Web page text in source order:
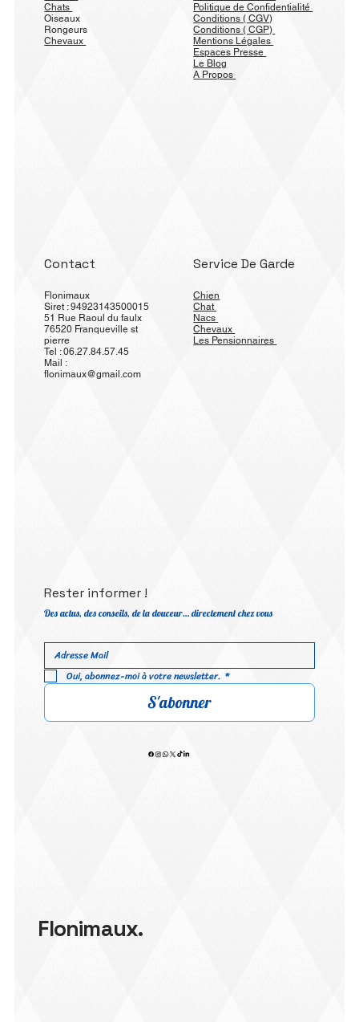
Chats
Oiseaux
Rongeurs
Chevaux
Politique de Confidentialité
Conditions ( CGV)
Conditions ( CGP)
Mentions Légales
Espaces Presse
Le Blog
A Propos
Contact
Flonimaux
Siret : 94923143500015
51 Rue Raoul du faulx
76520 Franqueville st
pierre
Tel : 06.27.84.57.45
Mail :
flonimaux@gmail.com
Service De Garde
Chien
Chat
Nacs
Chevaux
Les Pensionnaires
Rester informer !
Des actus, des conseils, de la douceur… directement chez vous
Oui, abonnez-moi à votre newsletter. *
S'abonner
Flonimaux.